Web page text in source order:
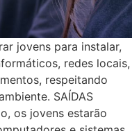
jovens para instalar,
redes locais,
respeitando
SAÍDAS
os jovens estarão